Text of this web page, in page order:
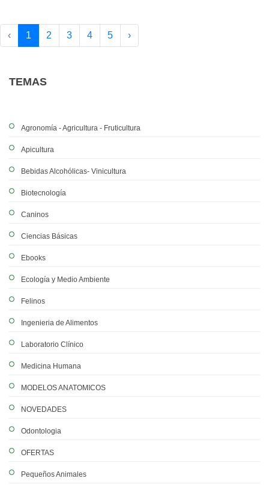
TEMAS
Agronomía - Agricultura - Fruticultura
Apicultura
Bebidas Alcohólicas- Vinicultura
Biotecnología
Caninos
Ciencias Básicas
Ebooks
Ecología y Medio Ambiente
Felinos
Ingenieria de Alimentos
Laboratorio Clínico
Medicina Humana
MODELOS ANATOMICOS
NOVEDADES
Odontologia
OFERTAS
Pequeños Animales
‹ 1 2 3 4 5 ›